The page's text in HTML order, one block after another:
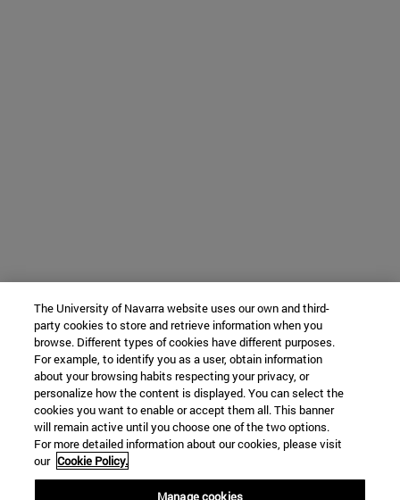
The University of Navarra website uses our own and third-
party cookies to store and retrieve information when you
browse. Different types of cookies have different purposes.
For example, to identify you as a user, obtain information
about your browsing habits respecting your privacy, or
personalize how the content is displayed. You can select the
cookies you want to enable or accept them all. This banner
will remain active until you choose one of the two options.
For more detailed information about our cookies, please visit
our Cookie Policy.
Manage cookies